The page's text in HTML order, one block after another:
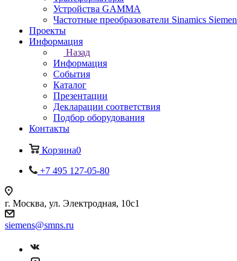
Устройства GAMMA
Частотные преобразователи Sinamics
Проекты
Информация
Назад
Информация
События
Каталог
Презентации
Декларации соответствия
Подбор оборудования
Контакты
Корзина0
+7 495 127-05-80
г. Москва, ул. Электродная, 10с1
siemens@smns.ru